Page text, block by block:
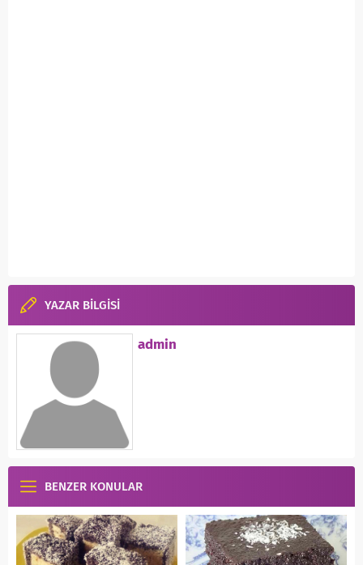
YAZAR BİLGİSİ
admin
BENZER KONULAR